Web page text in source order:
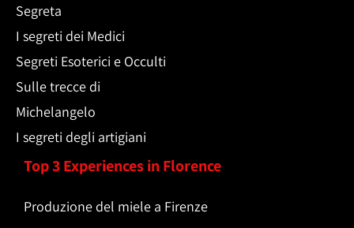
Segreta
I segreti dei Medici
Segreti Esoterici e Occulti
Sulle trecce di
Michelangelo
I segreti degli artigiani
Top 3 Experiences in Florence
Produzione del miele a Firenze